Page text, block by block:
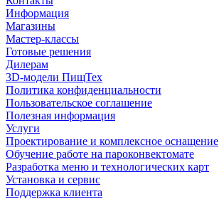
Информация
Магазины
Мастер-классы
Готовые решения
Дилерам
3D-модели ПищТех
Политика конфиденциальности
Пользовательское соглашение
Полезная информация
Услуги
Проектирование и комплексное оснащение
Обучение работе на пароконвектомате
Разработка меню и технологических карт
Установка и сервис
Поддержка клиента